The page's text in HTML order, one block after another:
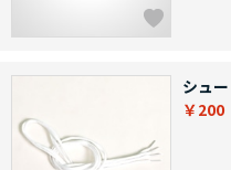
シュ
￥200